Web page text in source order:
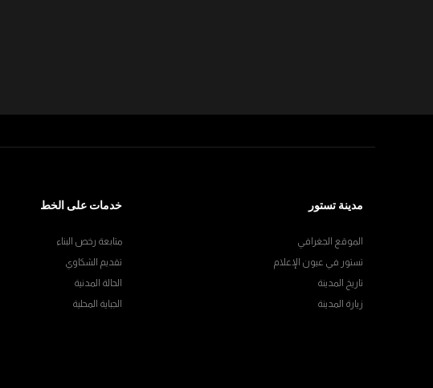
مدينة تستور
الموقع الجغرافي
تستور في عيون الإعلام
تاريخ المدينة
زيارة المدينة
خدمات على الخط
متابعة رخص البناء
تقديم الشكاوي
الحالة المدنية
الجباية المحلية